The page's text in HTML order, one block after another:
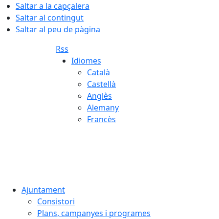
Saltar a la capçalera
Saltar al contingut
Saltar al peu de pàgina
Rss
Idiomes
Català
Castellà
Anglès
Alemany
Francès
Ajuntament
Consistori
Plans, campanyes i programes